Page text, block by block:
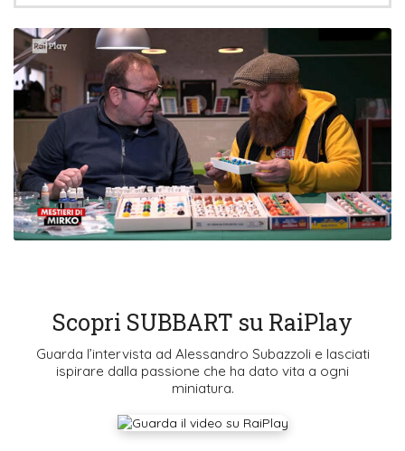
Scopri SUBBART su RaiPlay
Guarda l’intervista ad Alessandro Subazzoli e lasciati
ispirare dalla passione che ha dato vita a ogni
miniatura.